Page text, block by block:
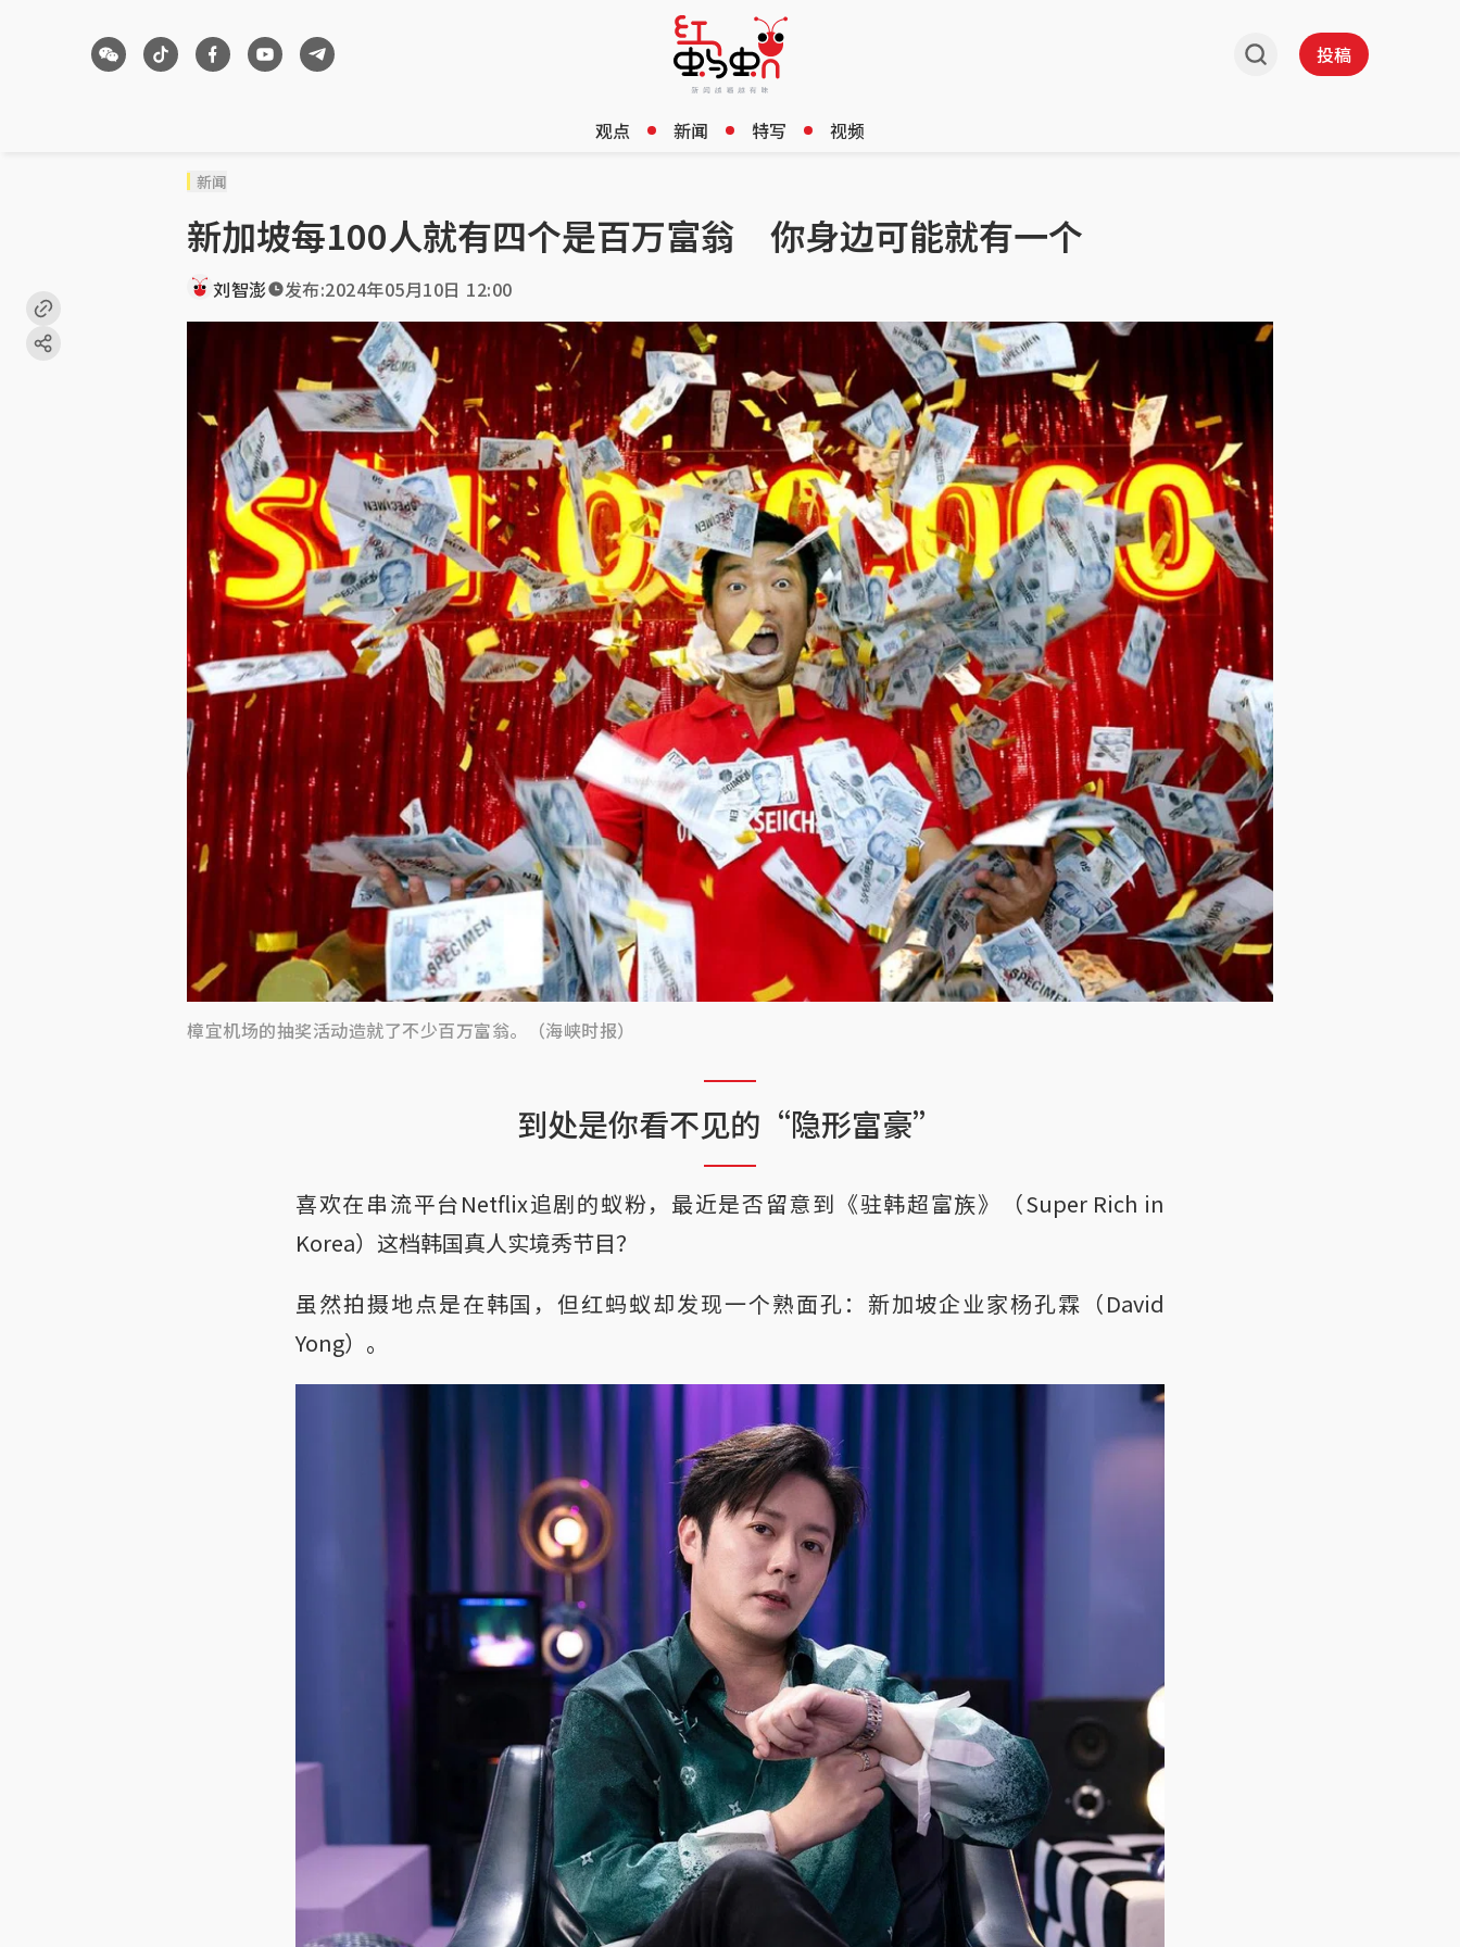
投稿
观点 新闻 特写 视频
新闻
新加坡每100人就有四个是百万富翁 你身边可能就有一个
刘智澎 发布:2024年05月10日 12:00
樟宜机场的抽奖活动造就了不少百万富翁。（海峡时报）
到处是你看不见的“隐形富豪”
喜欢在串流平台Netflix追剧的蚁粉，最近是否留意到《驻韩超富族》（Super Rich in
Korea）这档韩国真人实境秀节目？
虽然拍摄地点是在韩国，但红蚂蚁却发现一个熟面孔：新加坡企业家杨孔霖（David
Yong）。